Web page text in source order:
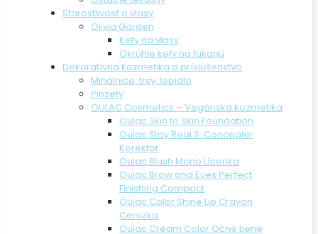
Starostlivosť o vlasy
Olivia Garden
Kefy na vlasy
Okrúhle kefy na fúkanú
Dekoratívna kozmetika a príslušenstvo
Mihálnice, trsy, lepidlo
Pinzety
OULAC Cosmetics – Vegánska kozmetika
Oulac Skin to Skin Foundation
Oulac Stay Real S. Concealer
Korektor
Oulac Blush Mono Lícenka
Oulac Brow and Eyes Perfect
Finishing Compact
Oulac Color Shine Lip Crayon
Ceruzka
Oulac Cream Color Očné tiene